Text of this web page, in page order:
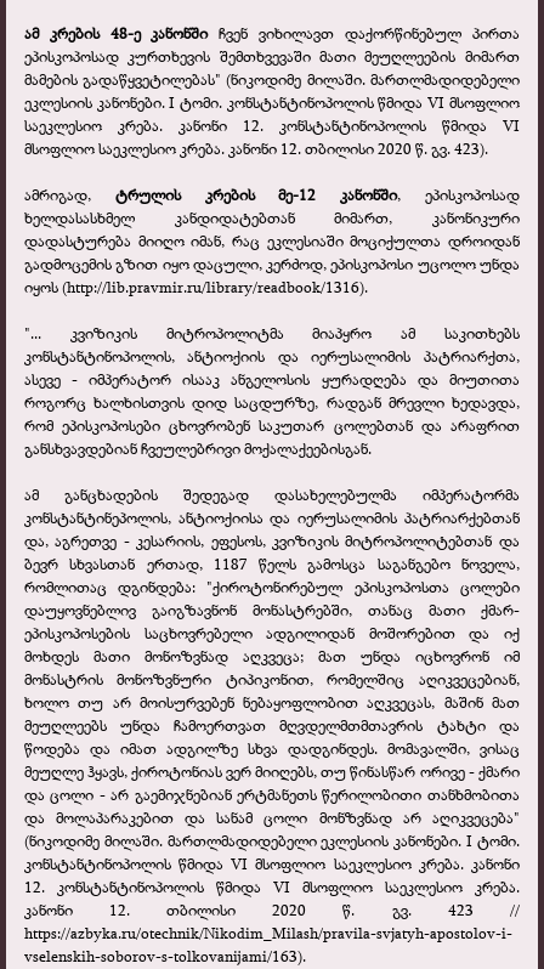
ამ კრების 48-ე კანონშიჩვენ ვიხილავთ დაქორწინებულ პირთა
ეპისკოპოსად კურთხევის შემთხვევაში მათი მეუღლეების მიმართ
მამების გადაწყვეტილებას" (ნიკოდიმე მილაში. მართლმადიდებელი
ეკლესიის კანონები. I ტომი. კონსტანტინოპოლის წმიდა VI მსოფლიო
საეკლესიო კრება. კანონი 12. კონსტანტინოპოლის წმიდა VI
მსოფლიო საეკლესიო კრება. კანონი 12. თბილისი 2020 წ. გვ. 423).
ამრიგად, ტრულის კრების მე-12 კანონში, ეპისკოპოსად
ხელდასასხმელ კანდიდატებთან მიმართ, კანონიკური
დადასტურება მიიღო იმან, რაც ეკლესიაში მოციქულთა დროიდან
გადმოცემის გზით იყო დაცული, კერძოდ, ეპისკოპოსი უცოლო უნდა
იყოს (http://lib.pravmir.ru/library/readbook/1316).
"... კვიზიკის მიტროპოლიტმა მიაპყრო ამ საკითხებს
კონსტანტინოპოლის, ანტიოქიის და იერუსალიმის პატრიარქთა,
ასევე - იმპერატორ ისააკ ანგელოსის ყურადღება და მიუთითა
როგორც ხალხისთვის დიდ საცდურზე, რადგან მრევლი ხედავდა,
რომ ეპისკოპოსები ცხოვრობენ საკუთარ ცოლებთან და არაფრით
განსხვავდებიან ჩვეულებრივი მოქალაქეებისგან.
ამ განცხადების შედეგად დასახელებულმა იმპერატორმა
კონსტანტინეპოლის, ანტიოქიისა და იერუსალიმის პატრიარქებთან
და, აგრეთვე - კესარიის, ეფესოს, კვიზიკის მიტროპოლიტებთან და
ბევრ სხვასთან ერთად, 1187 წელს გამოსცა საგანგებო ნოველა,
რომლითაც დგინდება: "ქიროტონირებულ ეპისკოპოსთა ცოლები
დაუყოვნებლივ გაიგზავნონ მონასტრებში, თანაც მათი ქმარ-
ეპისკოპოსების საცხოვრებელი ადგილიდან მოშორებით და იქ
მოხდეს მათი მონოზვნად აღკვეცა; მათ უნდა იცხოვრონ იმ
მონასტრის მონოზვნური ტიპიკონით, რომელშიც აღიკვეცებიან,
ხოლო თუ არ მოისურვებენ ნებაყოფლობით აღკვეცას, მაშინ მათ
მეუღლეებს უნდა ჩამოერთვათ მღვდელმთმთავრის ტახტი და
წოდება და იმათ ადგილზე სხვა დადგინდეს. მომავალში, ვისაც
მეუღლე ჰყავს, ქიროტონიას ვერ მიიღებს, თუ წინასწარ ორივე - ქმარი
და ცოლი - არ გაემიჯნებიან ერტმანეთს წერილობითი თანხმობითა
და მოლაპარაკებით და სანამ ცოლი მონზვნად არ აღიკვეცება"
(ნიკოდიმე მილაში. მართლმადიდებელი ეკლესიის კანონები. I ტომი.
კონსტანტინოპოლის წმიდა VI მსოფლიო საეკლესიო კრება. კანონი
12. კონსტანტინოპოლის წმიდა VI მსოფლიო საეკლესიო კრება.
კანონი 12. თბილისი 2020 წ. გვ. 423 //
https://azbyka.ru/otechnik/Nikodim_Milash/pravila-svjatyh-apostolov-i-
vselenskih-soborov-s-tolkovanijami/163).